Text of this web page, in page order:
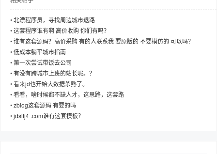
•北漂程序员，寻找周边城市退路
•这套程序谁有啊 高价收购 你们有吗？
•谁有这套源码？高价采购 有的人联系我 要原版的 不要模仿的 可以吗？
•低成本躺平城市指南
•第一次尝试带饭去公司
•有没有跨城市上班的站长呢。？
•看来jd也开始大数据杀熟了。
•看看，啥时候都不缺人才，这思路，这套路
•zblog这套源码 有要的吗
•jdslfj4 .com谁有这套模板？